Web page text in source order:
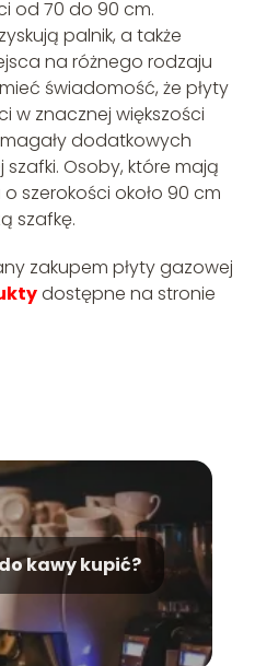
od 70 do 90 cm.
palnik, a także
na różnego rodzaju
świadomość, że płyty
w znacznej większości
dodatkowych
szafki. Osoby, które mają
szerokości około 90 cm
szafkę.
zakupem płyty gazowej
dostępne na stronie
kawy kupić?